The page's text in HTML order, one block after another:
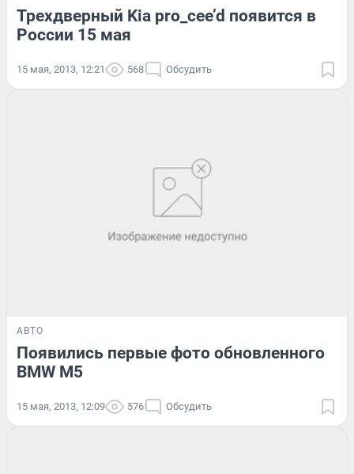
Трехдверный Kia pro_cee’d появится в
России 15 мая
15 мая, 2013, 12:21 568 Обсудить
АВТО
Появились первые фото обновленного
BMW M5
15 мая, 2013, 12:09 576 Обсудить